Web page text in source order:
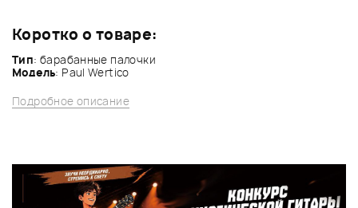
Коротко о товаре:
Тип: барабанные палочки
Модель: Paul Wertico
Подробное описание